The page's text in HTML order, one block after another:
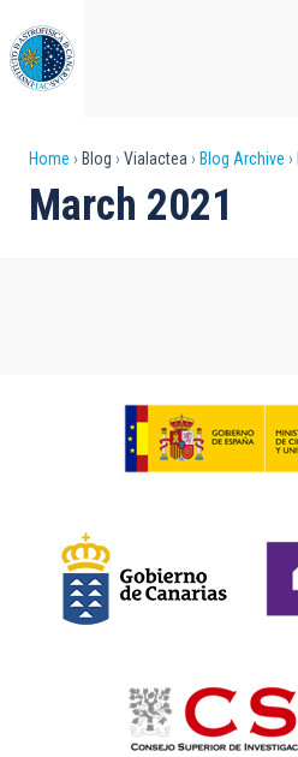
to
main
content
Breadcrumb
Home Blog Vialactea Blog Archive
March 2021